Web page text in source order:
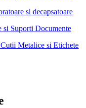
si decapsatoare
si Suporti Documente
Metalice si Etichete